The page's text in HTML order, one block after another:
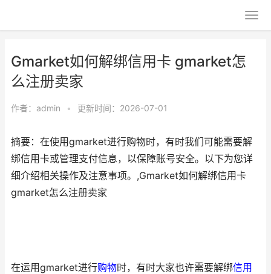
Gmarket如何解绑信用卡 gmarket怎
么注册卖家
作者： admin • 更新时间：2026-07-01
摘要：在使用gmarket进行购物时，有时我们可能需要解
绑信用卡或管理支付信息，以保障账号安全。以下为您详
细介绍相关操作及注意事项。,Gmarket如何解绑信用卡
gmarket怎么注册卖家
在运用gmarket进行购物时，有时大家也许需要解绑信用